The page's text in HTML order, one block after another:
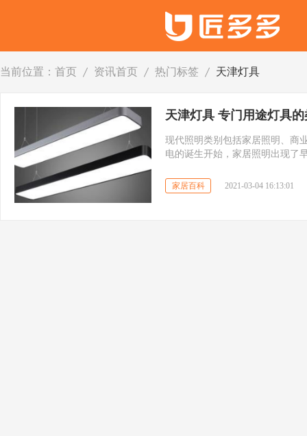
当前位置： 首页 资讯首页 热门标签 天津灯具
天津灯具 专门用途灯具
现代照明类别包括家居照明、商
电的诞生开始，家居照明出现了
发展起来的，如从灯座到荧光灯
家居百科 2021-03-04 16:13:01